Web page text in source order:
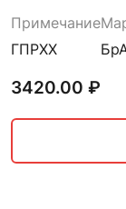
Примечание
ГПРХХ
3420.00 ₽